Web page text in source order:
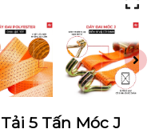
5 Tấn Móc J